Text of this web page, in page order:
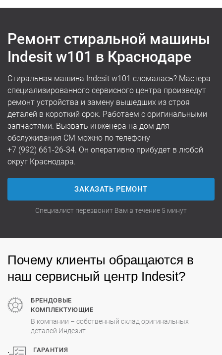
Ремонт стиральной машины
Indesit w101 в Краснодаре
Стиральная машина Indesit w101 сломалась? Мастера
специализированного сервисного центра произведут
ремонт устройства и замену вышедших из строя
деталей в короткий срок. Работаем с оригинальными
запчастями. Вызвать инженера на дом для
обслуживания СМ можно по телефону
+7 (992) 661-26-34. Он оперативно прибудет в любой
округ Краснодара.
ЗАКАЗАТЬ РЕМОНТ
Специалист перезвонит Вам в течение 5 минут
Почему клиенты обращаются в
наш сервисный центр Indesit?
БРЕНДОВЫЕ
КОМПЛЕКТУЮЩИЕ
В компании – собственный склад оригинальных
деталей Индезит
.
ГАРАНТИЯ